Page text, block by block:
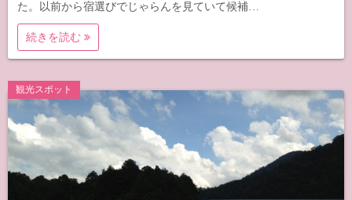
た。以前から宿選びでじゃらんを見ていて候補…
続きを読む
観光スポット